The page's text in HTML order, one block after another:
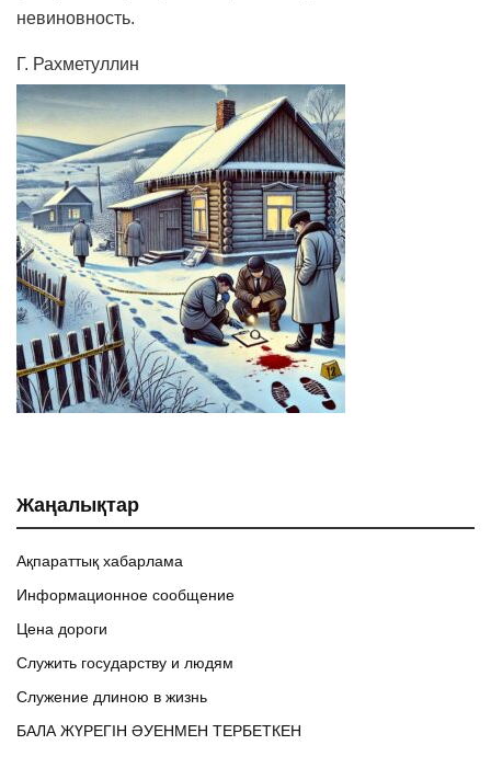
невиновность.
Г. Рахметуллин
Жаңалықтар
Ақпараттық хабарлама
Информационное сообщение
Цена дороги
Служить государству и людям
Служение длиною в жизнь
БАЛА ЖҮРЕГІН ӘУЕНМЕН ТЕРБЕТКЕН